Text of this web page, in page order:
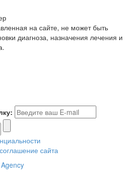
на сайте, не может быть
диагноза, назначения лечения и
сайта